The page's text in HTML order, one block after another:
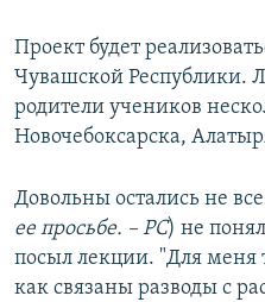
Проект будет
Чувашской Республики.
родители учеников
Новочебоксарска,
Довольны остались не
ее просьбе. – РС) не
посыл лекции. "Для меня
как связаны разводы с